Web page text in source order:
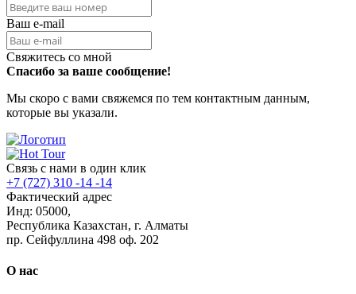
Ваш e-mail
Свяжитесь со мной
Спасибо за ваше сообщение!
Мы скоро с вами свяжемся по тем контактным данным,
которые вы указали.
Связь с нами в один клик
+7 (727) 310 -14 -14
Фактический адрес
Инд: 05000,
Республика Казахстан, г. Алматы
пр. Сейфуллина 498 оф. 202
О нас